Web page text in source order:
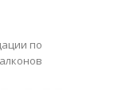
по